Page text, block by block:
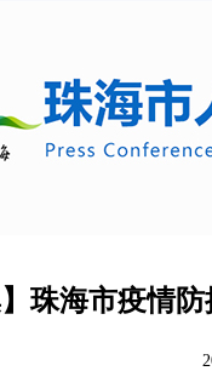
】珠海市疫情